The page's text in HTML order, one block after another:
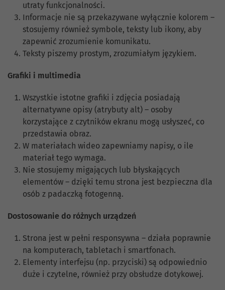
utraty funkcjonalności.
Informacje nie są przekazywane wyłącznie kolorem –
stosujemy również symbole, teksty lub ikony, aby
zapewnić zrozumienie komunikatu.
Teksty piszemy prostym, zrozumiałym językiem.
Grafiki i multimedia
Wszystkie istotne grafiki i zdjęcia posiadają
alternatywne opisy (atrybuty alt) – osoby
korzystające z czytników ekranu mogą usłyszeć, co
przedstawia obraz.
W materiałach wideo zapewniamy napisy, o ile
materiał tego wymaga.
Nie stosujemy migających lub błyskających
elementów – dzięki temu strona jest bezpieczna dla
osób z padaczką fotogenną.
Dostosowanie do różnych urządzeń
Strona jest w pełni responsywna – działa poprawnie
na komputerach, tabletach i smartfonach.
Elementy interfejsu (np. przyciski) są odpowiednio
duże i czytelne, również przy obsłudze dotykowej.